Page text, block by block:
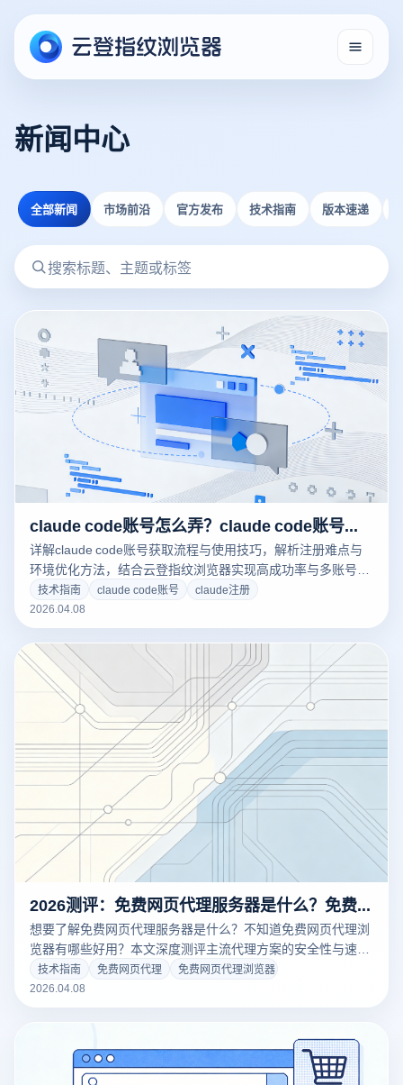
新闻中心
全部新闻 市场前沿 官方发布 技术指南 版本速递
claude code账号怎么弄？claude code账号如何获取？
详解claude code账号获取流程与使用技巧，解析注册难点与
环境优化方法，结合云登指纹浏览器实现高成功率与多账号稳
定管理。
技术指南 claude code账号
claude注册
2026.04.08
2026测评：免费网页代理服务器是什么？免费网页代理浏览器有哪些好用？
想要了解免费网页代理服务器是什么？不知道免费网页代理浏
览器有哪些好用？本文深度测评主流代理方案的安全性与速
度，揭秘免费IP背后的隐私风险。结合云登指纹浏览器的底层
隔离技术，教您如何低成本搭建纯净、防关联的多账号网络环
境，拒绝封号风险。
技术指南 免费网页代理
免费网页代理浏览器
2026.04.08